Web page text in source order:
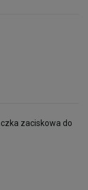
zaciskowa do